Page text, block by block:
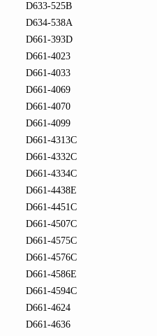
D633-525B
D634-538A
D661-393D
D661-4023
D661-4033
D661-4069
D661-4070
D661-4099
D661-4313C
D661-4332C
D661-4334C
D661-4438E
D661-4451C
D661-4507C
D661-4575C
D661-4576C
D661-4586E
D661-4594C
D661-4624
D661-4636